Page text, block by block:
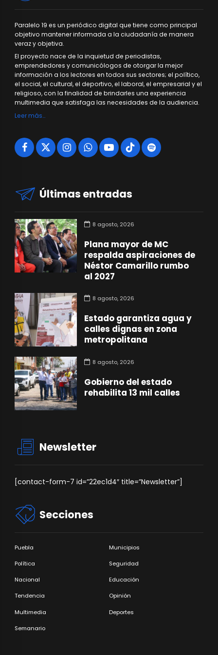
Paralelo 19 es un periódico digital que tiene como principal
objetivo mantener informada a la ciudadanía de manera
veraz y objetiva.
El proyecto nace de la inquietud de periodistas,
emprendedores y comunicólogos de otorgar la mejor
información a los lectores en todos sus sectores; el político,
el social, el cultural, el deportivo, el laboral, el empresarial y el
religioso, con la finalidad de brindarles una experiencia
multimedia que satisfaga las necesidades de la audiencia.
Leer más…
Últimas entradas
8 agosto, 2026
Plana mayor de MC
respalda aspiraciones de
Néstor Camarillo rumbo
al 2027
8 agosto, 2026
Estado garantiza agua y
calles dignas en zona
metropolitana
8 agosto, 2026
Gobierno del estado
rehabilita 13 mil calles
Newsletter
[contact-form-7 id=”22ec1d4″ title=”Newsletter”]
Secciones
Puebla Municipios
Política Seguridad
Nacional Educación
Tendencia Opinión
Multimedia Deportes
Semanario